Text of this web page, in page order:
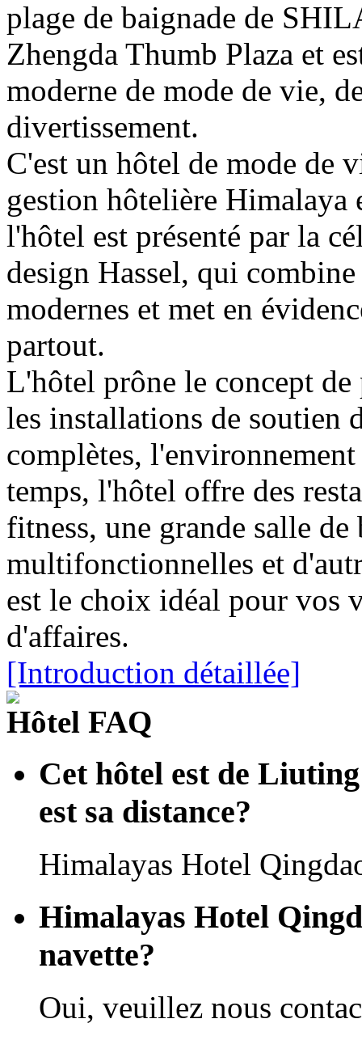
plage de baignade de
Zhengda Thumb Plaza et
moderne de mode de vie,
divertissement.
C'est un hôtel de mode de
gestion hôtelière Himalaya
l'hôtel est présenté par la
design Hassel, qui
modernes et met en
partout.
L'hôtel prône le concept
les installations de soutien
complètes,
temps, l'hôtel offre des
fitness, une grande salle
multifonctionnelles et
est le choix idéal pour vos
d'affaires.
[Introduction détaillée]
Hôtel FAQ
Cet hôtel est de
est sa distance?
Himalayas Hotel
Himalayas Hotel
navette?
Oui, veuillez nous